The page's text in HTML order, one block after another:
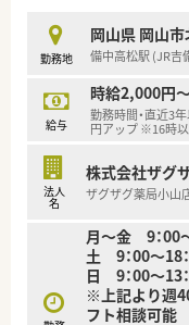
【法人特徴につい
■岡山県内を中
あり、調剤事業
です。
■機械化による
イン服薬指導に
■全店舗の健康サ
への参加や他職
【求人情報につい
■正社員薬剤師
あり、これまで
す。
勤務地
岡山県 岡山市
備中高松駅 (JR吉
給与
時給2,000円
勤務時間・直近3
円アップ ※16時
法人
名
株式会社ザグ
ザグザグ薬局小山
月～金 9：00
土 9：00～18
日 9：00～13
※上記より週
フト相談可能